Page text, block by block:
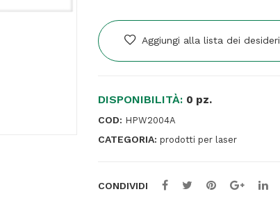
di
trasferimento
HP
660A
W2004A
Aggiungi alla lista dei desideri
DISPONIBILITÀ: 0 pz.
COD: HPW2004A
CATEGORIA: prodotti per laser
CONDIVIDI